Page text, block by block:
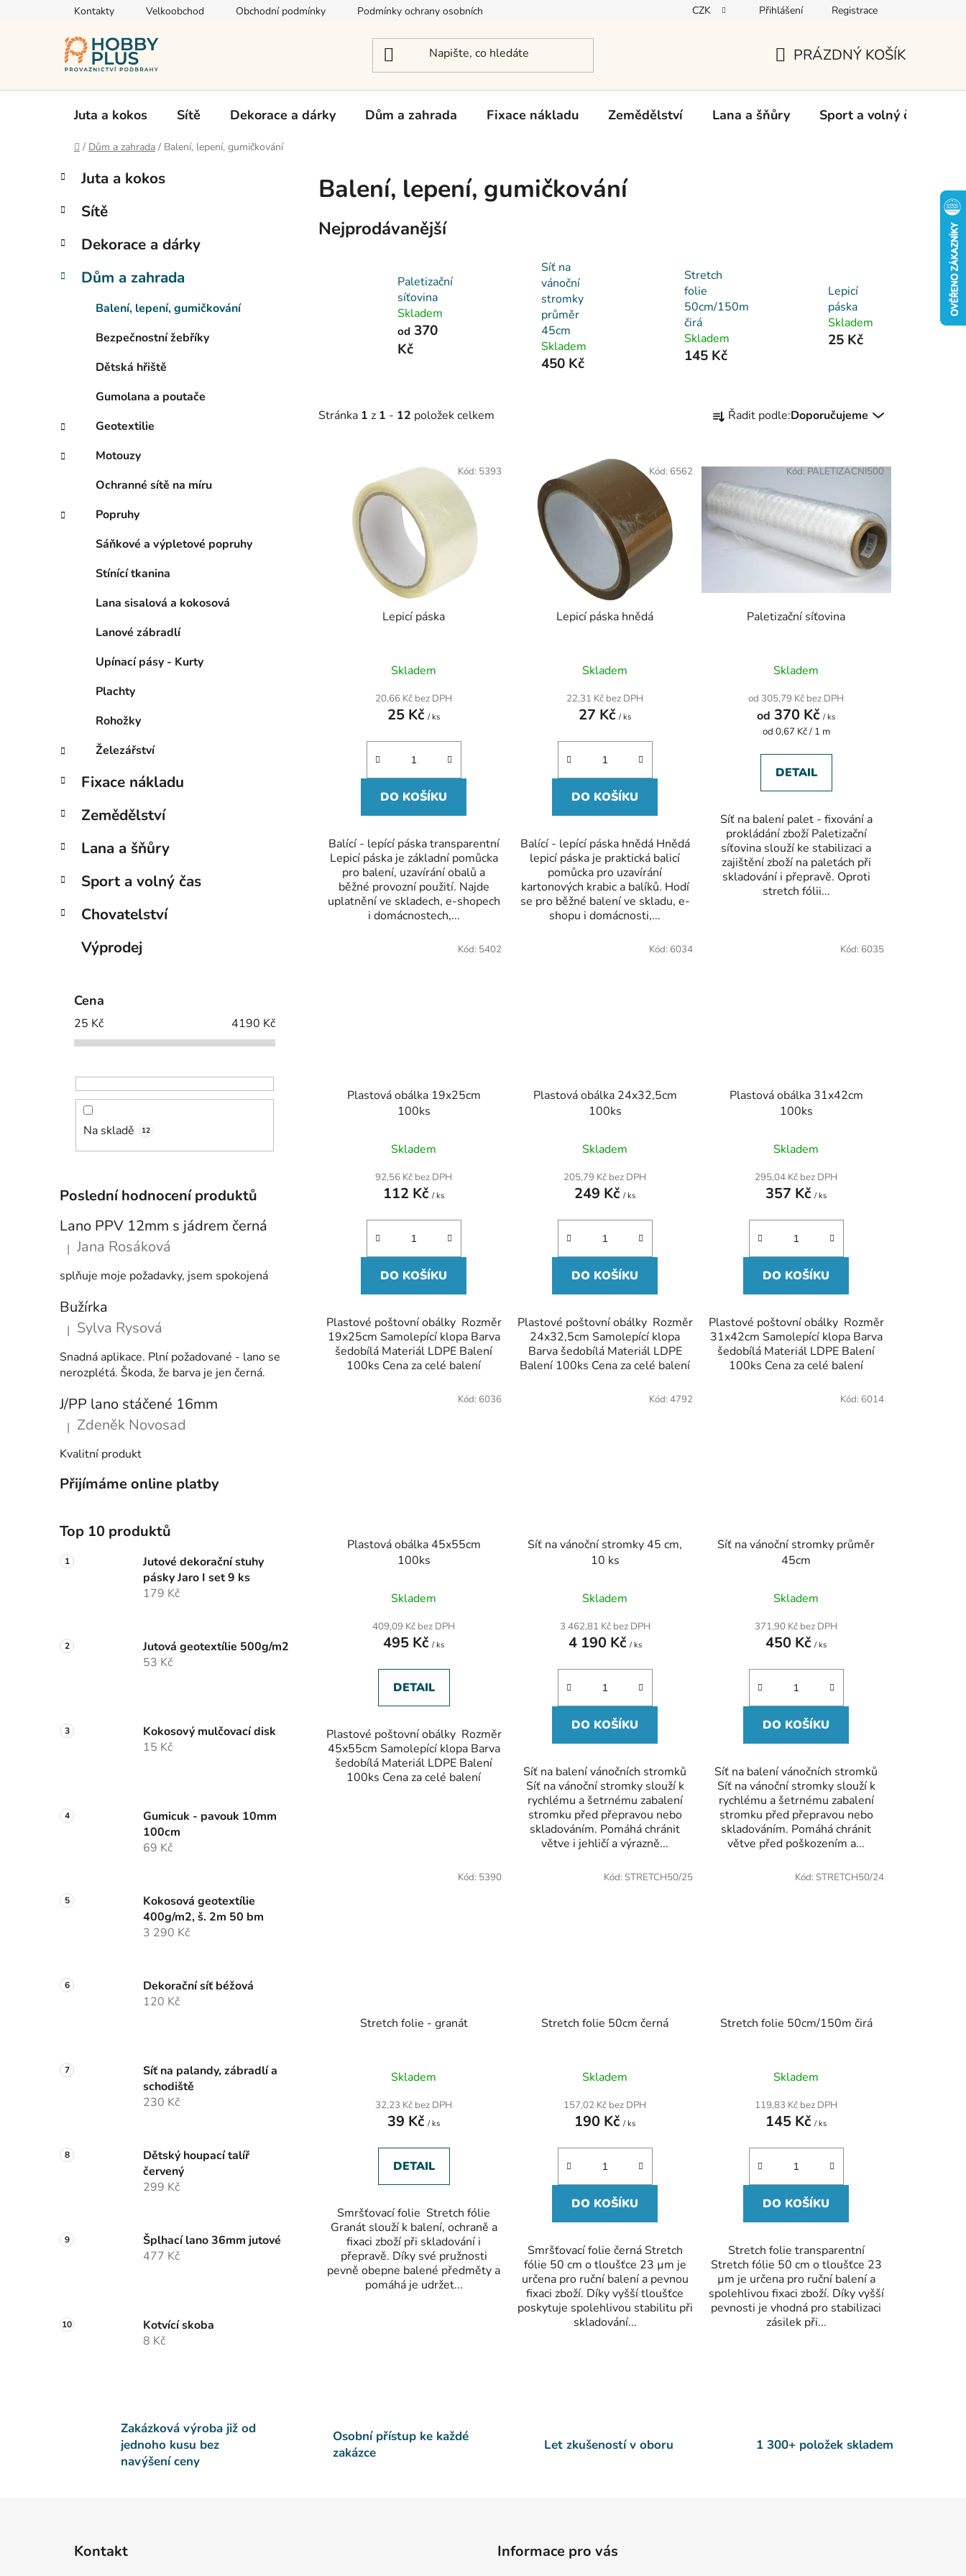
Kontakty Velkoobchod Obchodní podmínky Podmínky ochrany osobních údajů CZK Přihlášení Registrace
KOŠÍK
PRÁZDNÝ KOŠÍK
Juta a kokos Sítě Dekorace a dárky Dům a zahrada Fixace nákladu Zemědělství Lana a šňůry Sport a volný čas
Domů
/ Dům a zahrada / Balení, lepení, gumičkování
P
s
r
n
Přeskočit
kategorie
K
a
e
o
i
Juta a kokos
Sítě
Dekorace a dárky
Dům a zahrada
Balení, lepení, gumičkování
Bezpečnostní žebříky
Dětská hřiště
Gumolana a poutače
Geotextilie
Motouzy
Ochranné sítě na míru
Popruhy
Sáňkové a výpletové popruhy
Stínící tkanina
Lana sisalová a kokosová
Lanové zábradlí
Upínací pásy - Kurty
Plachty
Rohožky
Železářství
Fixace nákladu
Zemědělství
Lana a šňůry
Sport a volný čas
Chovatelství
Výprodej
Cena
25 Kč 4190 Kč
Na skladě 12
Poslední hodnocení produktů
Lano PPV 12mm s jádrem černá
Hodnocení produktu je 5 z 5 hvězdiček.
| Jana Rosáková
splňuje moje požadavky, jsem spokojená
Bužírka
Hodnocení produktu je 5 z 5 hvězdiček.
| Sylva Rysová
Snadná aplikace. Plní požadované - lano se
nerozplétá. Škoda, že barva je jen černá.
J/PP lano stáčené 16mm
Hodnocení produktu je 5 z 5 hvězdiček.
| Zdeněk Novosad
Kvalitní produkt
Přijímáme online platby
Top 10 produktů
Jutové dekorační stuhy
pásky Jaro I set 9 ks
179 Kč
Jutová geotextílie 500g/m2
53 Kč
Kokosový mulčovací disk
15 Kč
Gumicuk - pavouk 10mm
100cm
69 Kč
Kokosová geotextílie
400g/m2, š. 2m 50 bm
3 290 Kč
Dekorační síť béžová
120 Kč
Síť na palandy, zábradlí a
schodiště
230 Kč
Dětský houpací talíř
červený
299 Kč
Šplhací lano 36mm jutové
477 Kč
Kotvící skoba
8 Kč
Balení, lepení, gumičkování
Nejprodávanější
Paletizační
síťovina
Skladem
od 370
Kč
Síť na
vánoční
stromky
průměr
45cm
Skladem
450 Kč
Stretch
folie
50cm/150m
čirá
Skladem
145 Kč
Lepicí
páska
Skladem
25 Kč
Stránka 1 z 1 - 12 položek celkem
a
e
n
í
p
r
u
Řadit podle:Doporučujeme
Lepicí páska
Skladem
20,66 Kč bez DPH
25 Kč/ ks
DO KOŠÍKU
Balící - lepící páska transparentní
Lepicí páska je základní pomůcka
pro balení, uzavírání obalů a
běžné provozní použití. Najde
uplatnění ve skladech, e-shopech
i domácnostech,...
Kód: 5393
Lepicí páska hnědá
Skladem
22,31 Kč bez DPH
27 Kč/ ks
DO KOŠÍKU
Balící - lepící páska hnědá Hnědá
lepicí páska je praktická balicí
pomůcka pro uzavírání
kartonových krabic a balíků. Hodí
se pro běžné balení ve skladu, e-
shopu i domácnosti,...
Kód: 6562
Paletizační síťovina
Skladem
od 305,79 Kč bez DPH
od 370 Kč/ ks
Měrná
od 0,67 Kč / 1 m
DETAIL
Síť na balení palet - fixování a
prokládání zboží Paletizační
síťovina slouží ke stabilizaci a
zajištění zboží na paletách při
skladování i přepravě. Oproti
stretch fólii...
Kód: PALETIZACNI500
Plastová obálka 19x25cm
100ks
Skladem
92,56 Kč bez DPH
112 Kč/ ks
DO KOŠÍKU
Plastové poštovní obálky Rozměr
19x25cm Samolepící klopa Barva
šedobílá Materiál LDPE Balení
100ks Cena za celé balení
Kód: 5402
Plastová obálka 24x32,5cm
100ks
Skladem
205,79 Kč bez DPH
249 Kč/ ks
DO KOŠÍKU
Plastové poštovní obálky Rozměr
24x32,5cm Samolepící klopa
Barva šedobílá Materiál LDPE
Balení 100ks Cena za celé balení
Kód: 6034
Plastová obálka 31x42cm
100ks
Skladem
295,04 Kč bez DPH
357 Kč/ ks
DO KOŠÍKU
Plastové poštovní obálky Rozměr
31x42cm Samolepící klopa Barva
šedobílá Materiál LDPE Balení
100ks Cena za celé balení
Kód: 6035
Plastová obálka 45x55cm
100ks
Skladem
409,09 Kč bez DPH
495 Kč/ ks
DETAIL
Plastové poštovní obálky Rozměr
45x55cm Samolepící klopa Barva
šedobílá Materiál LDPE Balení
100ks Cena za celé balení
Kód: 6036
Síť na vánoční stromky 45 cm,
10 ks
Skladem
3 462,81 Kč bez DPH
4 190 Kč / ks
DO KOŠÍKU
Síť na balení vánočních stromků
Síť na vánoční stromky slouží k
rychlému a šetrnému zabalení
stromku před přepravou nebo
skladováním. Pomáhá chránit
větve i jehličí a výrazně...
Kód: 4792
Síť na vánoční stromky průměr
45cm
Skladem
371,90 Kč bez DPH
450 Kč/ ks
DO KOŠÍKU
Síť na balení vánočních stromků
Síť na vánoční stromky slouží k
rychlému a šetrnému zabalení
stromku před přepravou nebo
skladováním. Pomáhá chránit
větve před poškozením a...
Kód: 6014
Stretch folie - granát
Skladem
32,23 Kč bez DPH
39 Kč/ ks
DETAIL
Smršťovací folie Stretch fólie
Granát slouží k balení, ochraně a
fixaci zboží při skladování i
přepravě. Díky své pružnosti
pevně obepne balené předměty a
pomáhá je udržet...
Kód: 5390
Stretch folie 50cm černá
Skladem
157,02 Kč bez DPH
190 Kč/ ks
DO KOŠÍKU
Smršťovací folie černá Stretch
fólie 50 cm o tloušťce 23 µm je
určena pro ruční balení a pevnou
fixaci zboží. Díky vyšší tloušťce
poskytuje spolehlivou stabilitu při
skladování...
Kód: STRETCH50/25
Stretch folie 50cm/150m čirá
Skladem
119,83 Kč bez DPH
145 Kč/ ks
DO KOŠÍKU
Stretch folie transparentní
Stretch fólie 50 cm o tloušťce 23
µm je určena pro ruční balení a
spolehlivou fixaci zboží. Díky vyšší
pevnosti je vhodná pro stabilizaci
zásilek při...
Kód: STRETCH50/24
c
y
v
Zakázková výroba již od
jednoho kusu bez
navýšení ceny
Osobní přístup ke každé
zakázce
Let zkušeností v oboru 1 300+ položek skladem
Kontakt Informace pro vás